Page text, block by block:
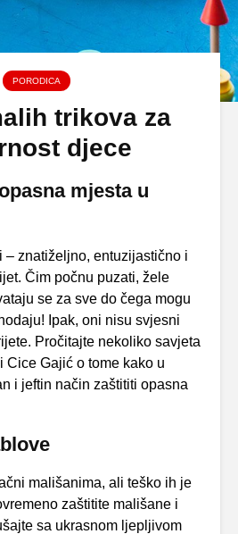
PORODICA
trikova za
djece
mjesta u
– znatiželjno, entuzijastično i
Čim počnu puzati, žele
se za sve do čega mogu
Ipak, oni nisu svjesni
Pročitajte nekoliko savjeta
Cice Gajić o tome kako u
i jeftin način zaštititi opasna
mališanima, ali teško ih je
zaštitite mališane i
sa ukrasnom ljepljivom